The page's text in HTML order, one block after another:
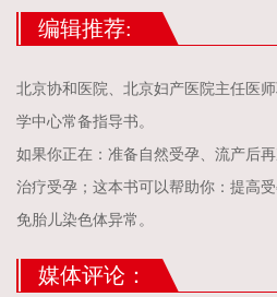
编辑推荐:
北京协和医院、北京妇产医院主任医
学中心常备指导书。
如果你正在：准备自然受孕、流产后
治疗受孕；这本书可以帮助你：提高
免胎儿染色体异常。
媒体评论：